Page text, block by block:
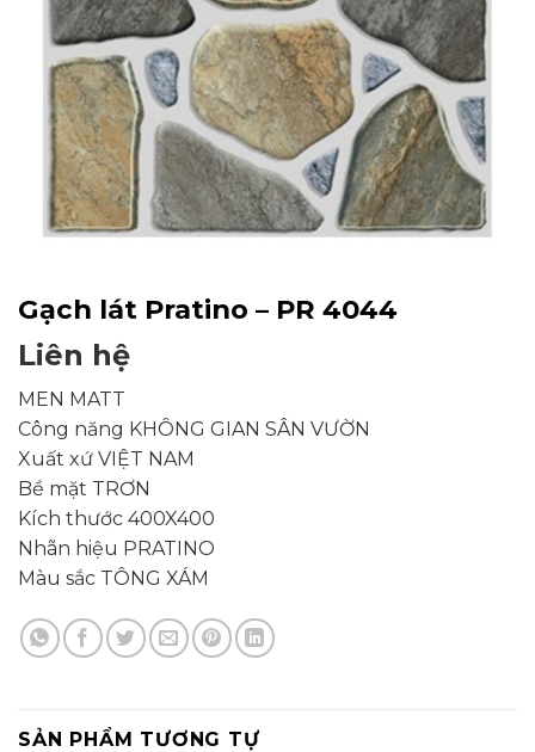
Gạch lát Pratino – PR 4044
Liên hệ
MEN MATT
Công năng KHÔNG GIAN SÂN VƯỜN
Xuất xứ VIỆT NAM
Bề mặt TRƠN
Kích thước 400X400
Nhãn hiệu PRATINO
Màu sắc TÔNG XÁM
SẢN PHẨM TƯƠNG TỰ